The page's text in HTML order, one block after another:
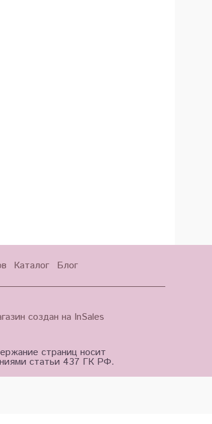
Каталог Блог
создан на InSales
страниц носит
статьи 437 ГК РФ.